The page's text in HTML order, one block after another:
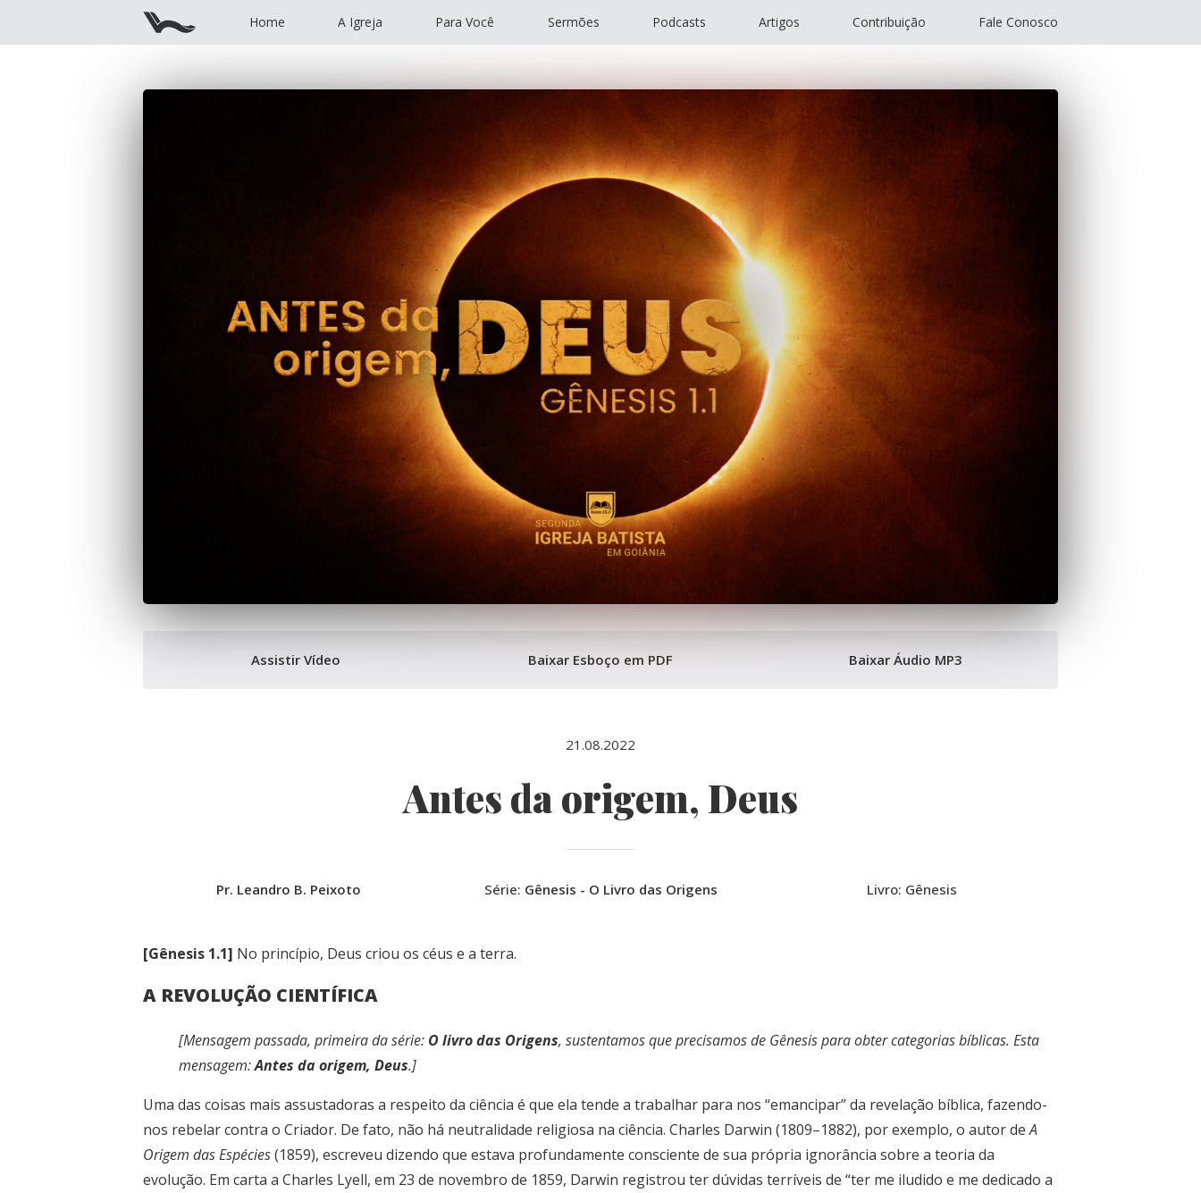
Home A Igreja Para Você Sermões Podcasts Artigos Contribuição Fale Conosco
Assistir Vídeo Baixar Esboço em PDF Baixar Áudio MP3
21.08.2022
Antes da origem, Deus
Pr. Leandro B. Peixoto Série: Gênesis - O Livro das Origens Livro: Gênesis
[Gênesis 1.1] No princípio, Deus criou os céus e a terra.
A REVOLUÇÃO CIENTÍFICA
[Mensagem passada, primeira da série: O livro das Origens, sustentamos que precisamos de Gênesis para obter categorias bíblicas. Esta
mensagem:Antes da origem, Deus.]
Uma das coisas mais assustadoras a respeito da ciência é que ela tende a trabalhar para nos “emancipar” da revelação bíblica, fazendo-
nos rebelar contra o Criador. De fato, não há neutralidade religiosa na ciência. Charles Darwin (1809–1882), por exemplo, o autor deA
Origem das Espécies(1859), escreveu dizendo que estava profundamente consciente de sua própria ignorância sobre a teoria da
evolução. Em carta a Charles Lyell, em 23 de novembro de 1859, Darwin registrou ter dúvidas terríveis de “ter me iludido e me dedicado a